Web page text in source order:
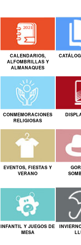
CALENDARIOS,
ALFOMBRILLAS Y
ALMANAQUES
CONMEMORACIONES
RELIGIOSAS
EVENTOS, FIESTAS Y
VERANO
INFANTIL Y JUEGOS DE
MESA